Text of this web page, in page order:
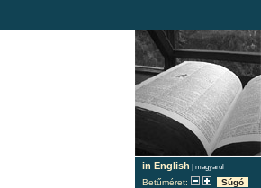
in English | magyarul
Betűméret:
Súgó